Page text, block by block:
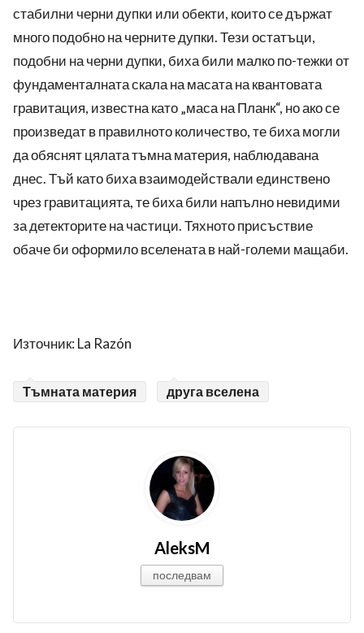
стабилни черни дупки или обекти, които се държат
много подобно на черните дупки. Тези остатъци,
подобни на черни дупки, биха били малко по-тежки от
фундаменталната скала на масата на квантовата
гравитация, известна като „маса на Планк“, но ако се
произведат в правилното количество, те биха могли
да обяснят цялата тъмна материя, наблюдавана
днес. Тъй като биха взаимодействали единствено
чрез гравитацията, те биха били напълно невидими
за детекторите на частици. Тяхното присъствие
обаче би оформило вселената в най-големи мащаби.
Източник: La Razón
Тъмната материя друга вселена
AleksM
последвам